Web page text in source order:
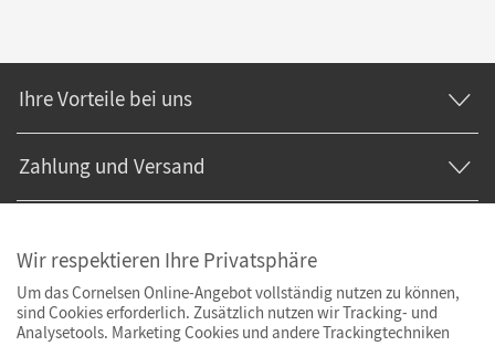
Ihre Vorteile bei uns
Zahlung und Versand
Wir respektieren Ihre Privatsphäre
Um das Cornelsen Online-Angebot vollständig nutzen zu können,
sind Cookies erforderlich. Zusätzlich nutzen wir Tracking- und
Analysetools. Marketing Cookies und andere Trackingtechniken